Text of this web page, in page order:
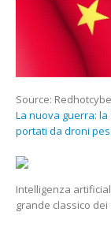
Source:
La nuova guerra:
portati da droni
Intelligenza
grande classico